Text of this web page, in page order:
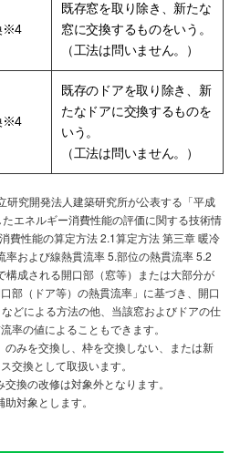
※4
既存窓を取り除き、新たな
窓に交換するものをいう。
（工法は問いません。）
※4
既存のドアを取り除き、新
たなドアに交換するものを
いう。
（工法は問いません。）
研究開発法人建築研究所が公表する「平成
エネルギー消費性能の評価に関する技術情
費性能の算定方法 2.1算定方法 第三章 暖冷
率および線熱貫流率 5.部位の熱貫流率 5.2
構成される開口部（窓等）または大部分が
部（ドア等）の熱貫流率」に基づき、開口
どによる方法の他、当該窓およびドアの仕
率の値によることもできます。
みを交換し、枠を交換しない、または新
交換として取扱います。
換の改修は対象外となります。
対象とします。